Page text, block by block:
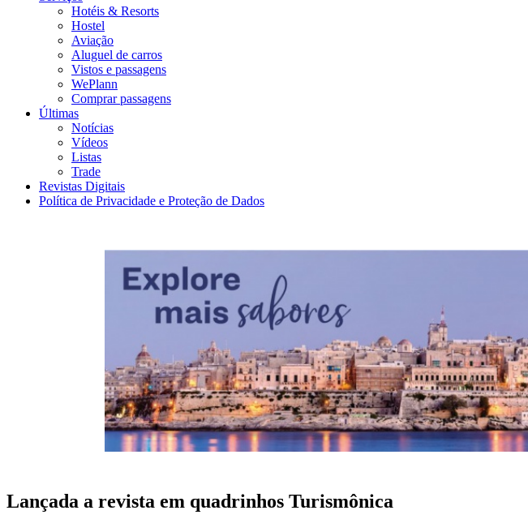
Hotéis & Resorts
Hostel
Aviação
Aluguel de carros
Vistos e passagens
WePlann
Comprar passagens
Últimas
Notícias
Vídeos
Listas
Trade
Revistas Digitais
Política de Privacidade e Proteção de Dados
Lançada a revista em quadrinhos Turismônica